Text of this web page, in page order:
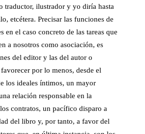
traductor, ilustrador y yo diría hasta
etcétera. Precisar las funciones de
en el caso concreto de las tareas que
a nosotros como asociación, es
del editor y las del autor o
por lo menos, desde el
los ideales íntimos, un mayor
relación responsable en la
contratos, un pacífico disparo a
del libro y, por tanto, a favor del